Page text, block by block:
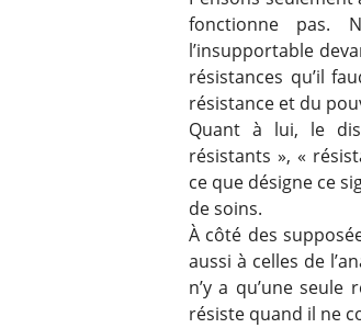
fonctionne pas.
l’insupportable
résistances qu’il
résistance et du
Quant à lui, le
résistants », «
ce que désigne ce
de soins.
À côté des
aussi à celles de
n’y a qu’une seule
résiste quand il ne